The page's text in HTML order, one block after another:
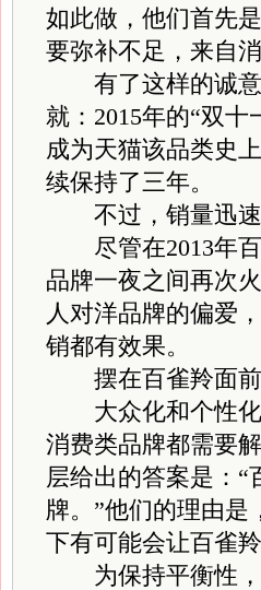
如此做，他们首先
要弥补不足，来自
有了这样的诚意
就：2015年的“双
成为天猫该品类史
续保持了三年。
不过，销量迅速
尽管在2013年百
品牌一夜之间再次
人对洋品牌的偏爱
销都有效果。
摆在百雀羚面前
大众化和个性化
消费类品牌都需要
层给出的答案是：
牌。”他们的理由是
下有可能会让百雀
为保持平衡性，